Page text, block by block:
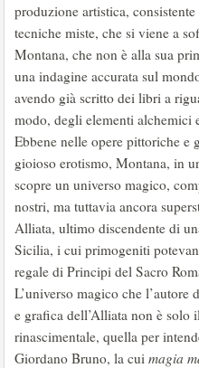
produzione artistica,
tecniche miste, che si viene a
Montana, che non è alla sua
una indagine accurata sul
avendo già scritto dei libri a
modo, degli elementi alchemici
Ebbene nelle opere pittoriche e
gioioso erotismo, Montana, in
scopre un universo magico,
nostri, ma tuttavia ancora
Alliata, ultimo discendente di
Sicilia, i cui primogeniti
regale di Principi del Sacro
L’universo magico che l’autore
e grafica dell’Alliata non è solo
rinascimentale, quella per
Giordano Bruno, la cui magia